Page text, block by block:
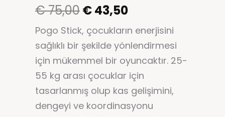
€75,00€43,50
Pogo Stick, çocukların enerjisini
sağlıklı bir şekilde yönlendirmesi
için mükemmel bir oyuncaktır. 25-
55 kg arası çocuklar için
tasarlanmış olup kas gelişimini,
dengeyi ve koordinasyonu